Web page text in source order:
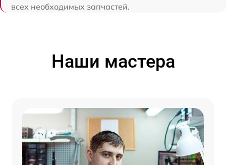
всех необходимых запчастей.
Наши мастера